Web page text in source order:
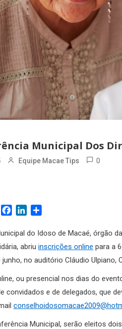
Municipal Dos
Equipe Macae Tips 0
Copy
FacebookLinkedIn
do Idoso de Macaé, órgão
abriu inscrições online para a
no auditório Cláudio Ulpiano,
ou presencial nos dias do
convidados e de delegados, que
Municipal, serão eleitos